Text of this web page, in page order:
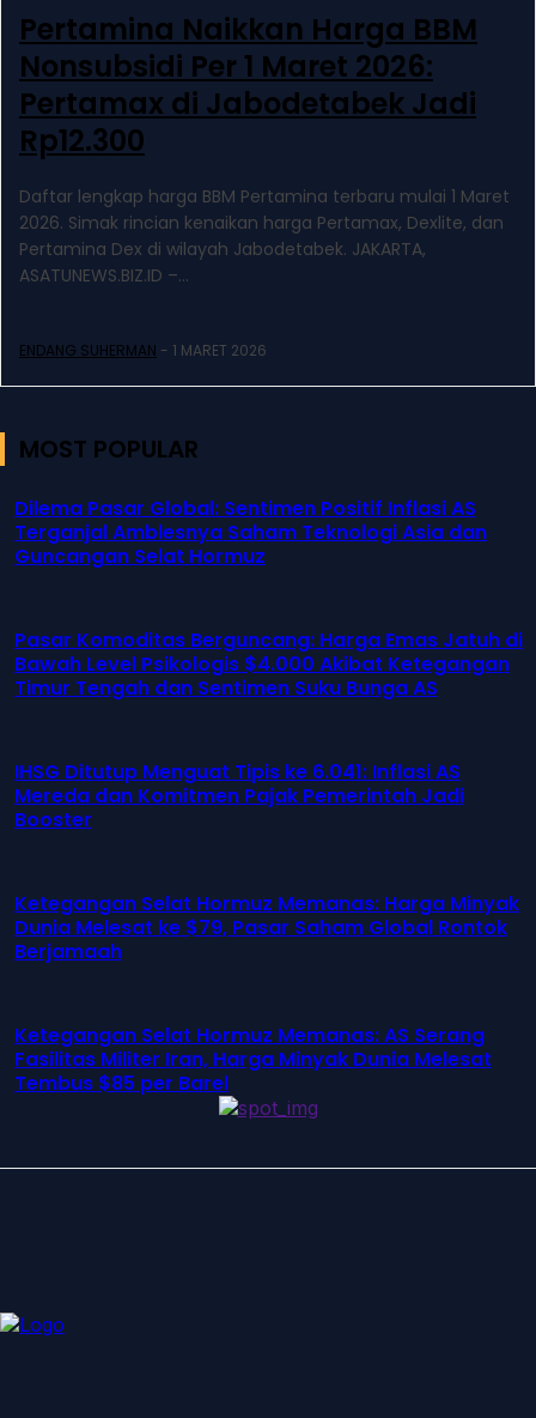
Pertamina Naikkan Harga BBM
Nonsubsidi Per 1 Maret 2026:
Pertamax di Jabodetabek Jadi
Rp12.300
Daftar lengkap harga BBM Pertamina terbaru mulai 1 Maret
2026. Simak rincian kenaikan harga Pertamax, Dexlite, dan
Pertamina Dex di wilayah Jabodetabek. JAKARTA,
ASATUNEWS.BIZ.ID –...
ENDANG SUHERMAN - 1 MARET 2026
MOST POPULAR
Dilema Pasar Global: Sentimen Positif Inflasi AS
Terganjal Amblesnya Saham Teknologi Asia dan
Guncangan Selat Hormuz
Pasar Komoditas Berguncang: Harga Emas Jatuh di
Bawah Level Psikologis $4.000 Akibat Ketegangan
Timur Tengah dan Sentimen Suku Bunga AS
IHSG Ditutup Menguat Tipis ke 6.041: Inflasi AS
Mereda dan Komitmen Pajak Pemerintah Jadi
Booster
Ketegangan Selat Hormuz Memanas: Harga Minyak
Dunia Melesat ke $79, Pasar Saham Global Rontok
Berjamaah
Ketegangan Selat Hormuz Memanas: AS Serang
Fasilitas Militer Iran, Harga Minyak Dunia Melesat
Tembus $85 per Barel